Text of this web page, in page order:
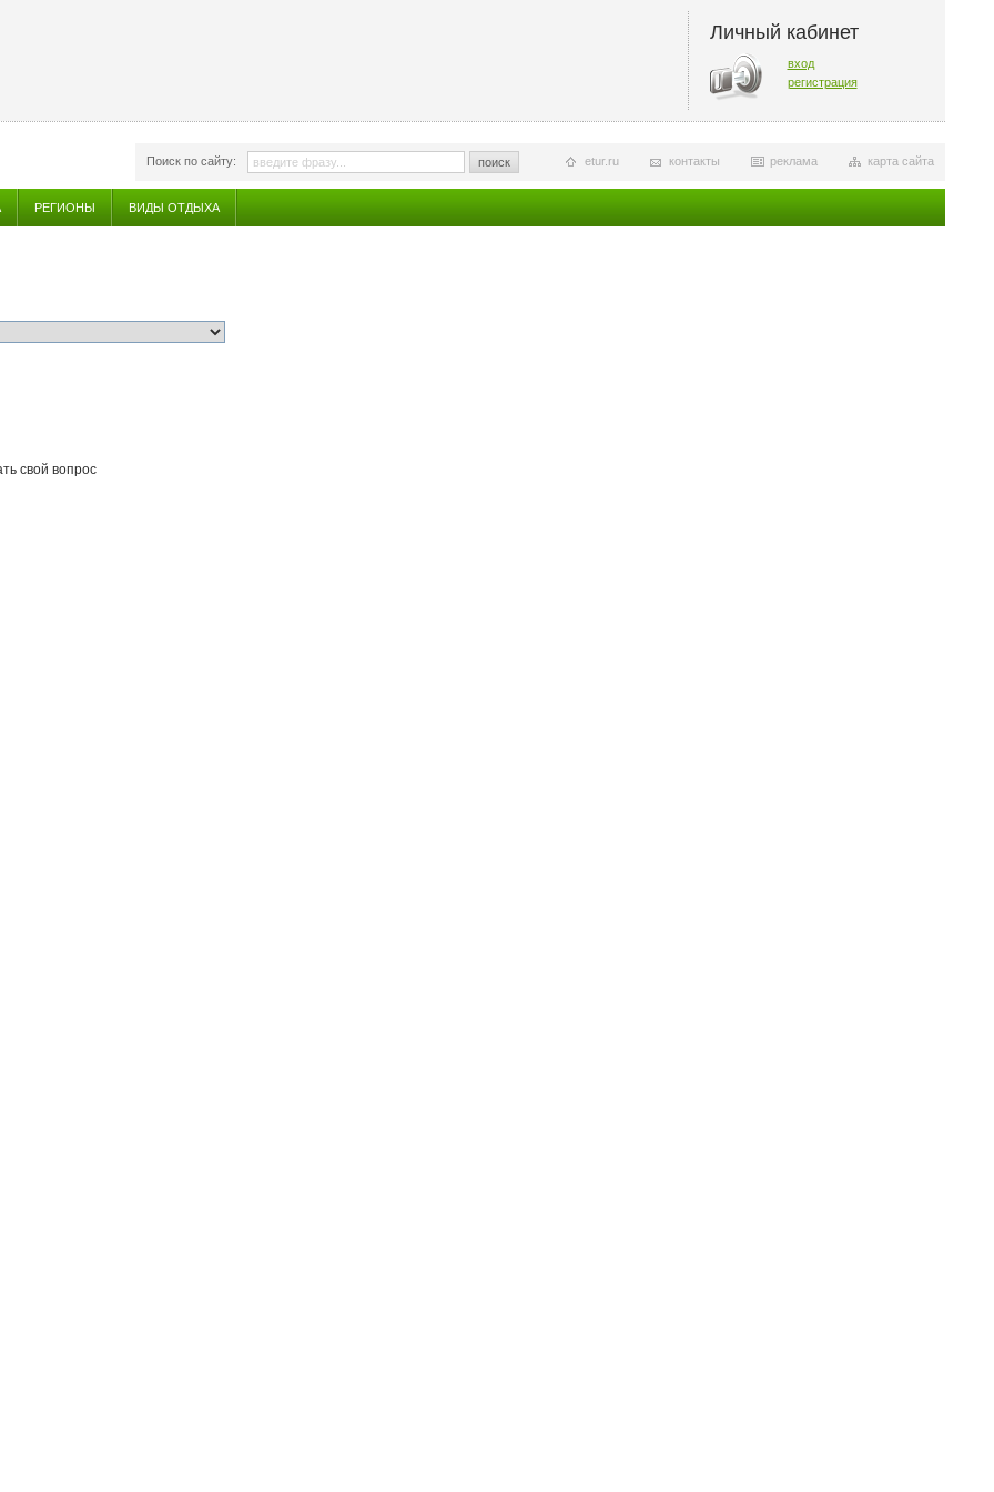
Личный кабинет
вход
регистрация
Поиск по сайту: поиск карта сайта
реклама
контакты
etur.ru
РЕГИОНЫ ВИДЫ ОТДЫХА
свой вопрос